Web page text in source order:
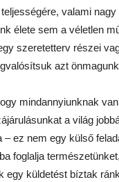
valami
élete sem a véletlen
szeretetterv részei
azt
mindannyiunknak
a világ
– ez nem egy külső
foglalja
egy küldetést bíztak